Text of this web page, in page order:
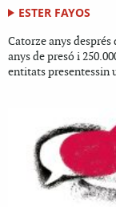
ESTER FAYOS
Catorze anys
anys de presó i
entitats presentessin